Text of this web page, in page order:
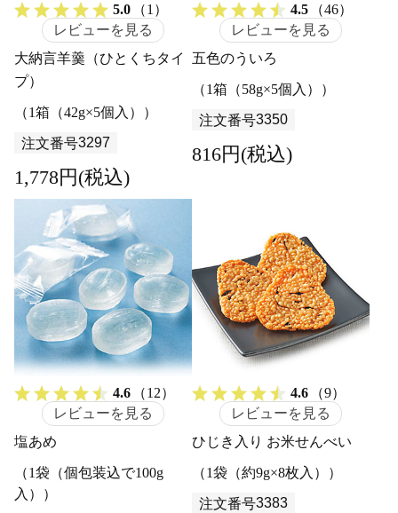
5.0
（1）
レビューを見る
大納言羊羹（ひとくちタイ
プ）
（1箱（42g×5個入））
注文番号3297
1,778円(税込)
4.5
（46）
レビューを見る
五色のういろ
（1箱（58g×5個入））
注文番号3350
816円(税込)
4.6
（12）
レビューを見る
塩あめ
（1袋（個包装込で100g
入））
4.6
（9）
レビューを見る
ひじき入り お米せんべい
（1袋（約9g×8枚入））
注文番号3383